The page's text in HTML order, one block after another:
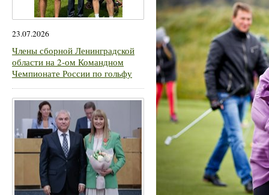
23.07.2026
Члены сборной Ленинградской
области на 2-ом Командном
Чемпионате России по гольфу